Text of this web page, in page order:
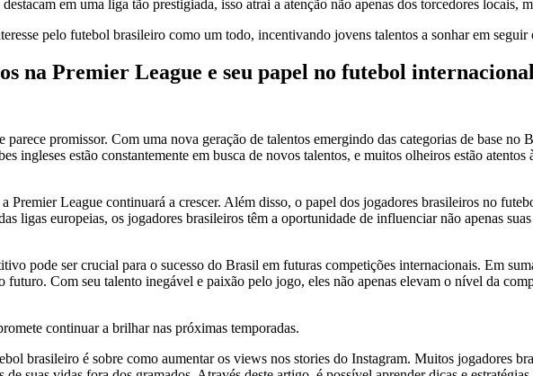
em uma liga tão prestigiada, isso atrai a atenção não apenas dos torcedores locais,
pelo futebol brasileiro como um todo, incentivando jovens talentos a sonhar em seguir
na Premier League e seu papel no futebol
promissor. Com uma nova geração de talentos emergindo das categorias de base no
ingleses estão constantemente em busca de novos talentos, e muitos olheiros estão
Premier League continuará a crescer. Além disso, o papel dos jogadores brasileiros no
ligas europeias, os jogadores brasileiros têm a oportunidade de influenciar não apenas
pode ser crucial para o sucesso do Brasil em futuras competições internacionais. Em
Com seu talento inegável e paixão pelo jogo, eles não apenas elevam o nível da
continuar a brilhar nas próximas temporadas.
brasileiro é sobre como aumentar os views nos stories do Instagram. Muitos jogadores